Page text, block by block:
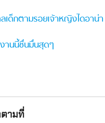
เด็กตามรอยเจ้าหญิงไดอาน่า
านนี้ชื่นมื่นสุดๆ
ตามที่